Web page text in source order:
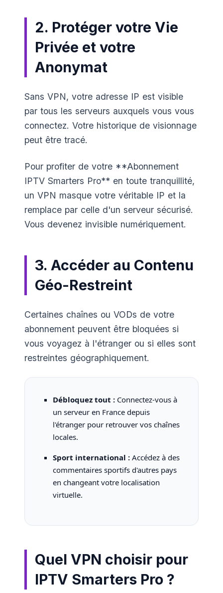
2. Protéger votre Vie
Privée et votre
Anonymat
Sans VPN, votre adresse IP est visible
par tous les serveurs auxquels vous vous
connectez. Votre historique de visionnage
peut être tracé.
Pour profiter de votre **Abonnement
IPTV Smarters Pro** en toute tranquillité,
un VPN masque votre véritable IP et la
remplace par celle d'un serveur sécurisé.
Vous devenez invisible numériquement.
3. Accéder au Contenu
Géo-Restreint
Certaines chaînes ou VODs de votre
abonnement peuvent être bloquées si
vous voyagez à l'étranger ou si elles sont
restreintes géographiquement.
Débloquez tout : Connectez-vous à
un serveur en France depuis
l'étranger pour retrouver vos chaînes
locales.
Sport international : Accédez à des
commentaires sportifs d'autres pays
en changeant votre localisation
virtuelle.
Quel VPN choisir pour
IPTV Smarters Pro ?